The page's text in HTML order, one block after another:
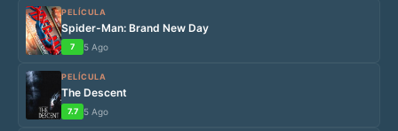
PELÍCULA
Spider-Man: Brand New Day
7 5 Ago
PELÍCULA
The Descent
7.7 5 Ago